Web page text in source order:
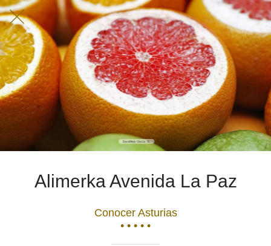
Alimerka Avenida La Paz
Conocer Asturias
• • • • •